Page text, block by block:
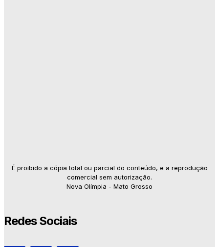
É proibido a cópia total ou parcial do conteúdo, e a reprodução
comercial sem autorização.
Nova Olímpia - Mato Grosso
Redes Sociais